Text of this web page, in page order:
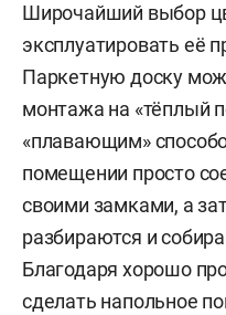
Широчайший выбор
эксплуатировать её
Паркетную доску
монтажа на «тёплый
«плавающим»
помещении просто
своими замками, а
разбираются и
Благодаря хорошо
сделать напольное